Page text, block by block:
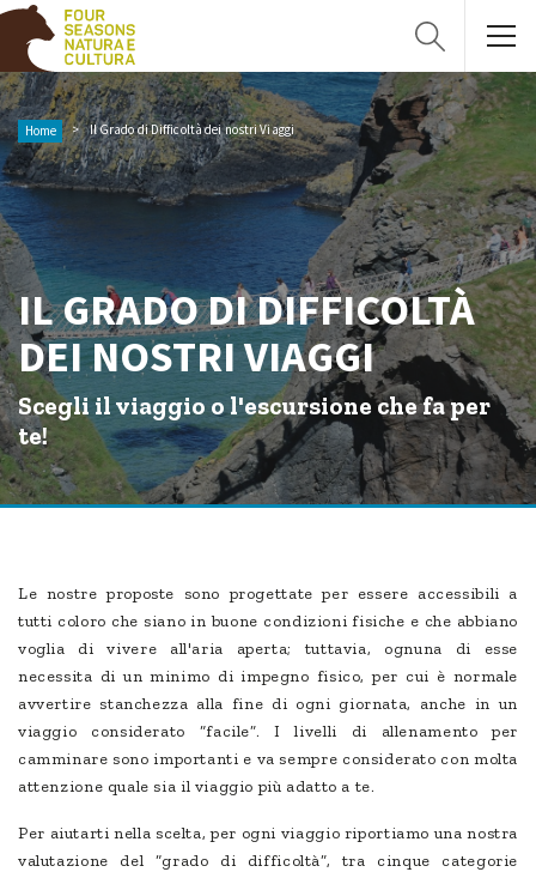
Home Il Grado di Difficoltà dei nostri Viaggi
IL GRADO DI DIFFICOLTÀ
DEI NOSTRI VIAGGI
Scegli il viaggio o l'escursione che fa per
te!
Le nostre proposte sono progettate per essere accessibili a
tutti coloro che siano in buone condizioni fisiche e che abbiano
voglia di vivere all'aria aperta; tuttavia, ognuna di esse
necessita di un minimo di impegno fisico, per cui è normale
avvertire stanchezza alla fine di ogni giornata, anche in un
viaggio considerato “facile”. I livelli di allenamento per
camminare sono importanti e va sempre considerato con molta
attenzione quale sia il viaggio più adatto a te.
Per aiutarti nella scelta, per ogni viaggio riportiamo una nostra
valutazione del “grado di difficoltà”, tra cinque categorie